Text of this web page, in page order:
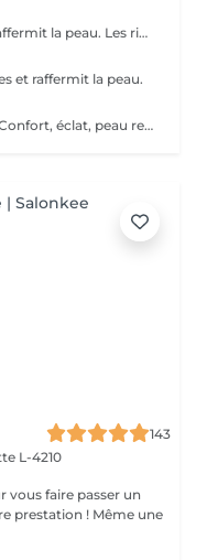
Un soin relaxant qui lisse, adoucit et raffermit la peau. Les rides sont visiblement corrigées. Procure un nouvel éclat à la peau. Avec un modelage visage spécifique.
et raffermit la peau.
Un soin hydratant complet et expert. Confort, éclat, peau repulpée, peau reposée.
143
L-4210
vous faire passer un
prestation ! Même une